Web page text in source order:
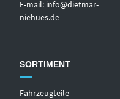
E-mail: info@dietmar-
niehues.de
SORTIMENT
Fahrzeugteile